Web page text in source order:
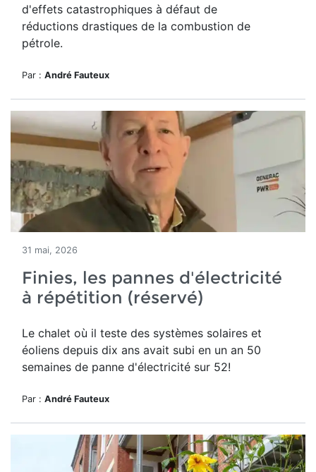
d'effets catastrophiques à défaut de
réductions drastiques de la combustion de
pétrole.
Par : André Fauteux
31 mai, 2026
Finies, les pannes d'électricité
à répétition (réservé)
Le chalet où il teste des systèmes solaires et
éoliens depuis dix ans avait subi en un an 50
semaines de panne d'électricité sur 52!
Par : André Fauteux